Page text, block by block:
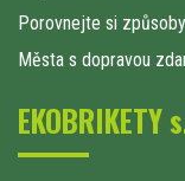
Porovnejte si
Města s dopravou
EKOBRIKETY